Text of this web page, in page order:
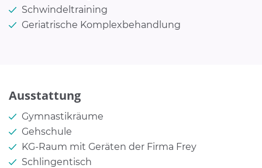
Schwindeltraining
Geriatrische Komplexbehandlung
Ausstattung
Gymnastikräume
Gehschule
KG-Raum mit Geräten der Firma Frey
Schlingentisch